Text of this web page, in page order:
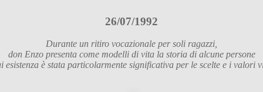
26/07/1992
Durante un ritiro vocazionale per soli ragazzi,
don Enzo presenta come modelli di vita la storia di alcune persone
esistenza è stata particolarmente significativa per le scelte e i valori